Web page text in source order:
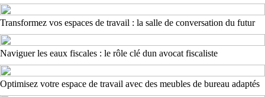
Transformez vos espaces de travail : la salle de conversation du futur
Naviguer les eaux fiscales : le rôle clé dun avocat fiscaliste
Optimisez votre espace de travail avec des meubles de bureau adaptés